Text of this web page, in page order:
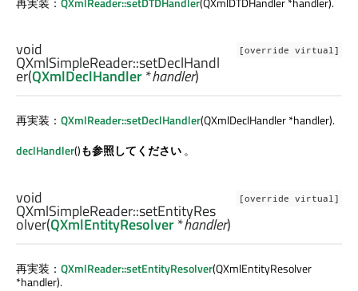
[override virtual]
void
QXmlSimpleReader::setDeclHandl
er(QXmlDeclHandler*handler)
再実装： QXmlReader::setDeclHandler(QXmlDeclHandler *handler).
declHandler()も参照してください。
[override virtual]
void
QXmlSimpleReader::setEntityRes
olver(QXmlEntityResolver*handler)
再実装： QXmlReader::setEntityResolver(QXmlEntityResolver
*handler).